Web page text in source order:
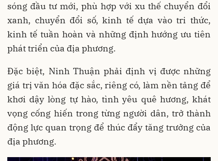
sóng đầu tư mới, phù hợp với xu thế chuyển đổi
xanh, chuyển đổi số, kinh tế dựa vào tri thức,
kinh tế tuần hoàn và những định hướng ưu tiên
phát triển của địa phương.
Đặc biệt, Ninh Thuận phải định vị được những
giá trị văn hóa đặc sắc, riêng có, làm nền tảng để
khơi dậy lòng tự hào, tình yêu quê hương, khát
vọng cống hiến trong từng người dân, trở thành
động lực quan trọng để thúc đẩy tăng trưởng của
địa phương.